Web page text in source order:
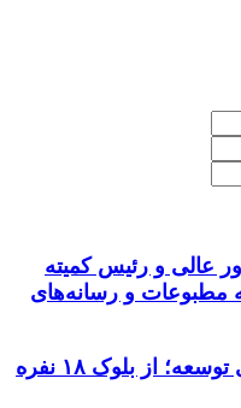
عالی و رئیس کمیته
مطبوعات و رسانه‌های
نمایندگان خوزستان و معمای توسعه؛ از بلوک ۱۸ نفره